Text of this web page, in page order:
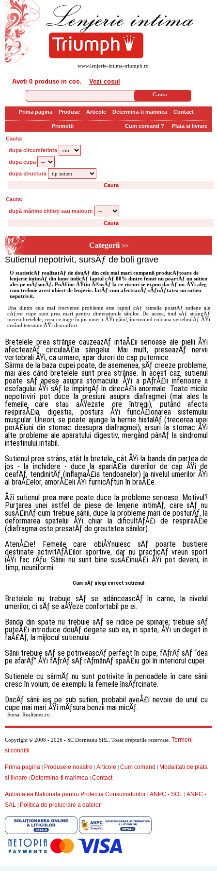
www.lenjerie-intima-triumph.ro
Aveti 0 produse in cos. Vezi cosul
Prima pagina Produse Articole Determina-ti marimea Contact
Promotii Cum comand ? Plata si livrare
Cauta:
dupa circumferinta
dupa cupa
dupa structura
Cauta:
după mărime chiloți sau maiouri:
Categorii >>
Sutienul nepotrivit, sursÄƒ de boli grave
O statisticÄƒ realizatÄƒ de douÄƒ din cele mai mari companii producÄƒtoare de
lenjerie intimÄƒ din lume indicÄƒ faptul cÄƒ 80% dintre femei nu poartÄƒ un sutien
ales pe mÄƒsurÄƒ. PuÅ£ine ÅŸtiu Ã®nsÄƒ la ce riscuri se expun dacÄƒ nu-ÅŸi aleg
cum trebuie acest obiect de lenjerie. IatÄƒ cum afecteazÄƒ sÄƒnÄƒtatea un sutien
nepotrivit.
Una dintre cele mai frecvente probleme este faptul cÄƒ femeile poartÄƒ sutiene ale
cÄƒror cupe sunt prea mari pentru dimensiunile sânilor. De aceea, tind sÄƒ strângÄƒ
mereu bretelele, ceea ce trage în jos umerii ÅŸi gâtul, încovoind coloana vertebralÄƒ ÅŸi
creând tensiune ÅŸi disconfort.
Bretelele prea strânse cauzeazÄƒ iritaÅ£ii serioase ale pielii ÅŸi
afecteazÄƒ circulaÅ£ia sângelui. Mai mult, preseazÄƒ nervii
vertebrali ÅŸi, ca urmare, apar dureri de cap puternice.
Sârma de la baza cupei poate, de asemenea, sÄƒ creeze probleme,
mai ales când bretelele sunt prea strânse. În acest caz, sutienul
poate sÄƒ apese asupra stomacului ÅŸi a pÄƒrÅ£ii inferioare a
esofagului ÅŸi sÄƒ le împingÄƒ în direcÅ£ii anormale. Toate micile
nepotriviri pot duce la presiuni asupra diafragmei (mai ales la
femeile care stau aÅŸezate ore întregi), putând afecta
respiraÅ£ia, digestia, postura ÅŸi funcÅ£ionarea sistemului
muscular. Uneori, se poate ajunge la hernie hiatalÄƒ (trecerea unei
porÅ£iuni din stomac deasupra diafragmei), arsuri la stomac ÅŸi
alte probleme ale aparatului digestiv, mergând pânÄƒ la sindromul
intestinului iritabil.
Sutienul prea strâns, atât la bretele, cât ÅŸi la banda din partea de
jos - la închidere - duce la apariÅ£ia durerilor de cap ÅŸi de
ceafÄƒ, tendinitÄƒ (inflamaÅ£ia tendoanelor) la nivelul umerilor ÅŸi
al braÅ£elor, amorÅ£eli ÅŸi furnicÄƒturi în braÅ£e.
Åži sutienul prea mare poate duce la probleme serioase. Motivul?
Purtarea unei astfel de piese de lenjerie intimÄƒ, care sÄƒ nu
susÅ£inÄƒ cum trebuie sânii, duce la probleme mari de posturÄƒ, la
deformarea spatelui ÅŸi chiar la dificultÄƒÅ£i de respiraÅ£ie
(diafragma este presatÄƒ de greutatea sânilor).
AtenÅ£ie! Femeile care obiÅŸnuiesc sÄƒ poarte bustiere
destinate activitÄƒÅ£ilor sportive, dar nu practicÄƒ vreun sport
îÅŸi fac rÄƒu. Sânii nu sunt bine susÅ£inuÅ£i ÅŸi pot deveni, în
timp, neuniformi.
Cum sÄƒ alegi corect sutienul
Bretelele nu trebuie sÄƒ se adânceascÄƒ în carne, la nivelul
umerilor, ci sÄƒ se aÅŸeze confortabil pe ei.
Banda din spate nu trebuie sÄƒ se ridice pe spinare; trebuie sÄƒ
puteÅ£i introduce douÄƒ degete sub ea, în spate, ÅŸi un deget în
faÅ£Äƒ, la mijlocul sutienului.
Sânii trebuie sÄƒ se potriveascÄƒ perfect în cupe, fÄƒrÄƒ sÄƒ “dea
pe afarÄƒ” ÅŸi fÄƒrÄƒ sÄƒ rÄƒmânÄƒ spaÅ£iu gol în interiorul cupei.
Sutienele cu sârmÄƒ nu sunt potrivite în perioadele în care sânii
cresc în volum, de exemplu la femeile însÄƒrcinate.
DacÄƒ sânii ies pe sub sutien, probabil aveÅ£i nevoie de unul cu
cupe mai mari ÅŸi mÄƒsura benzii mai micÄƒ.
Sursa: Realitatea.ro
Copyright © 2008 - 2026 - SC Dorneanu SRL. Toate drepturile rezervate. Termeni
si conditii
Prima pagina | Produsele noastre | Articole | Cum comand | Modalitati de plata
si livrare | Determina-ti marimea | Contact
Autoritatea Nationala pentru Protectia Consumatorilor | ANPC - SOL | ANPC -
SAL | Politica de prelucrare a datelor